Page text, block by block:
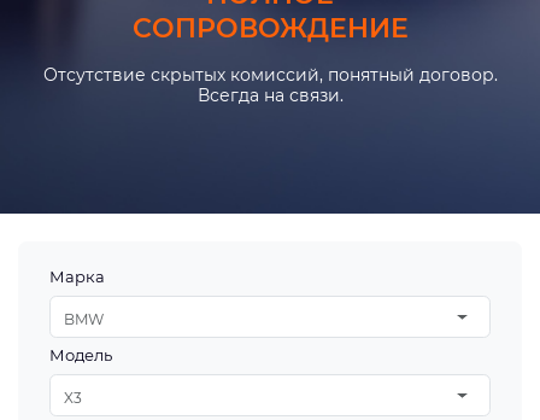
СОПРОВОЖДЕНИЕ
Отсутствие скрытых комиссий, понятный договор.
Всегда на связи.
Марка
BMW
Модель
X3